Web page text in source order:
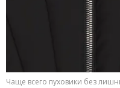
Чаще всего пуховики без